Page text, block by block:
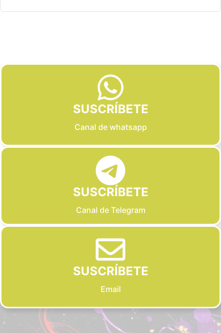
SUSCRÍBETE
Canal de whatsapp
SUSCRÍBETE
Canal de Telegram
SUSCRÍBETE
Email